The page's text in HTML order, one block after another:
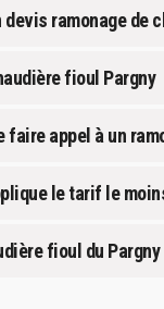
devis ramonage de
fioul Pargny
faire appel à un
le tarif le
fioul du Pargny